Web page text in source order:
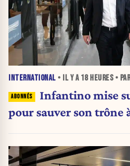
INTERNATIONAL • IL Y A 18 HEURES•
Infantino mise
pour sauver son trône